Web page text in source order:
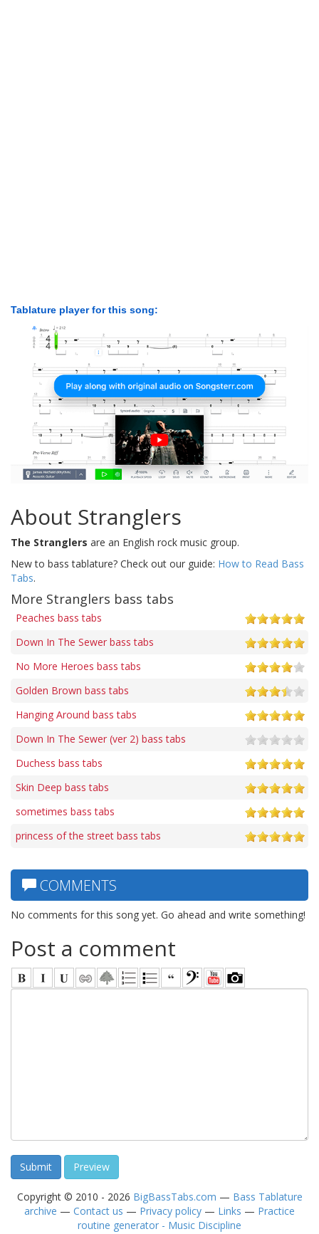
Tablature player for this song:
About Stranglers
The Stranglers are an English rock music group.
New to bass tablature? Check out our guide: How to Read Bass
Tabs.
More Stranglers bass tabs
Peaches bass tabs
Down In The Sewer bass tabs
No More Heroes bass tabs
Golden Brown bass tabs
Hanging Around bass tabs
Down In The Sewer (ver 2) bass tabs
Duchess bass tabs
Skin Deep bass tabs
sometimes bass tabs
princess of the street bass tabs
COMMENTS
No comments for this song yet. Go ahead and write something!
Post a comment
Copyright © 2010 - 2026 BigBassTabs.com — Bass Tablature
archive — Contact us — Privacy policy — Links — Practice
routine generator - Music Discipline